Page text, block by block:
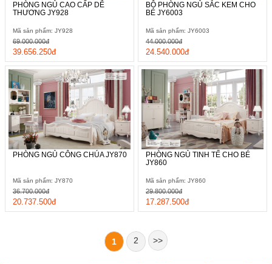
PHÒNG NGỦ CAO CẤP DỄ
THƯƠNG JY928
Mã sản phẩm: JY928
39.656.250đ
69.000.000đ
BỘ PHÒNG NGỦ SẮC KEM CHO
BÉ JY6003
Mã sản phẩm: JY6003
24.540.000đ
44.000.000đ
PHÒNG NGỦ CÔNG CHÚA JY870
Mã sản phẩm: JY870
20.737.500đ
36.700.000đ
PHÒNG NGỦ TINH TẾ CHO BÉ
JY860
Mã sản phẩm: JY860
17.287.500đ
29.800.000đ
1 2 >>